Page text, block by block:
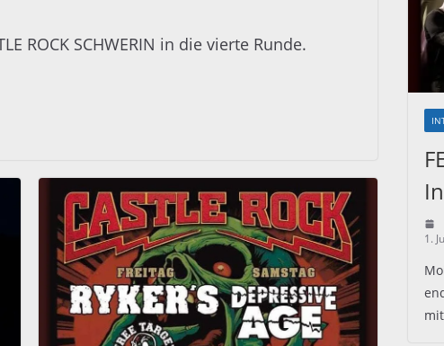
ROCK SCHWERIN in die vierte Runde.
1.